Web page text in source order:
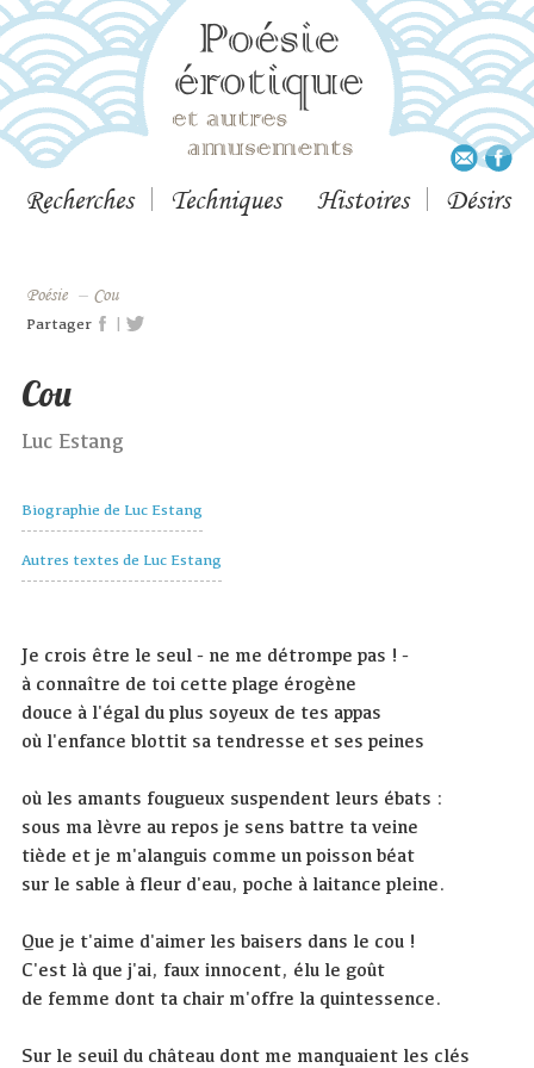
Recherches Techniques Histoires Désirs
Poésie – Cou
Partager |
Cou
Luc Estang
Biographie de Luc Estang
Autres textes de Luc Estang
Je crois être le seul - ne me détrompe pas ! -
à connaître de toi cette plage érogène
douce à l'égal du plus soyeux de tes appas
où l'enfance blottit sa tendresse et ses peines
où les amants fougueux suspendent leurs ébats :
sous ma lèvre au repos je sens battre ta veine
tiède et je m'alanguis comme un poisson béat
sur le sable à fleur d'eau, poche à laitance pleine.
Que je t'aime d'aimer les baisers dans le cou !
C'est là que j'ai, faux innocent, élu le goût
de femme dont ta chair m'offre la quintessence.
Sur le seuil du château dont me manquaient les clés